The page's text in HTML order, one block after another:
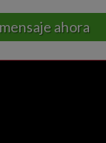
ahora